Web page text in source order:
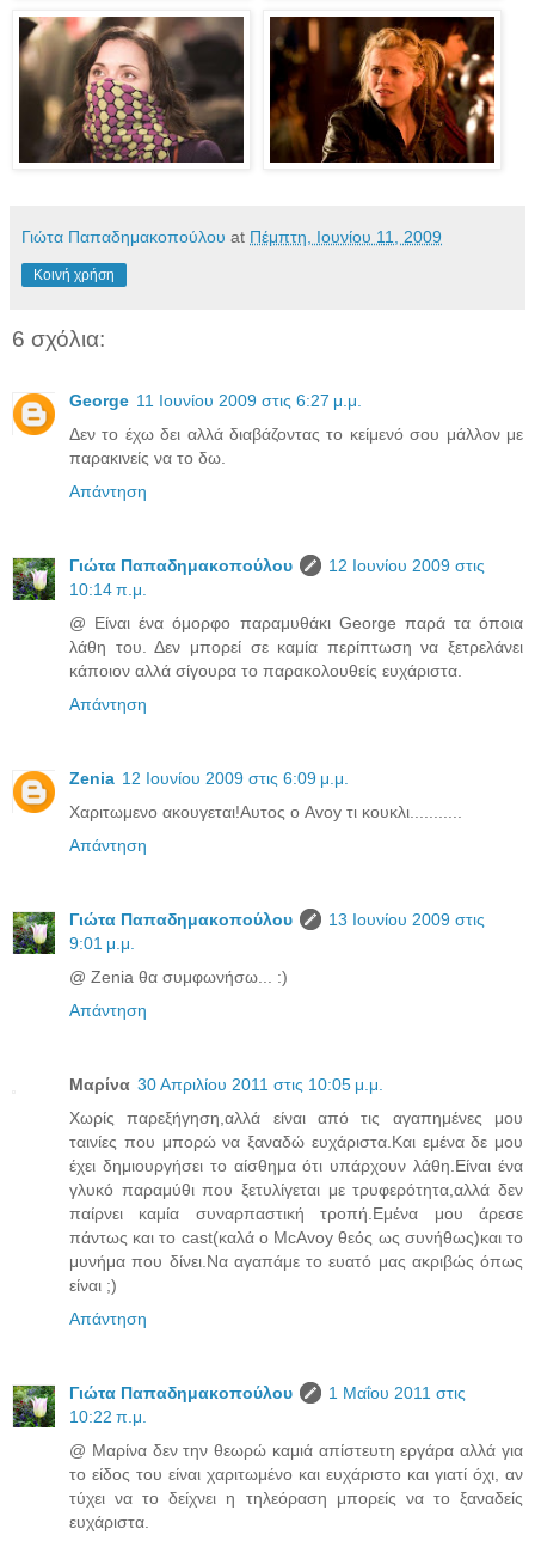
Γιώτα Παπαδημακοπούλου at Πέμπτη, Ιουνίου 11, 2009
Κοινή χρήση
6 σχόλια:
George 11 Ιουνίου 2009 στις 6:27 μ.μ.
Δεν το έχω δει αλλά διαβάζοντας το κείμενό σου μάλλον με
παρακινείς να το δω.
Απάντηση
Γιώτα Παπαδημακοπούλου
12 Ιουνίου 2009 στις
10:14 π.μ.
@ Είναι ένα όμορφο παραμυθάκι George παρά τα όποια
λάθη του. Δεν μπορεί σε καμία περίπτωση να ξετρελάνει
κάποιον αλλά σίγουρα το παρακολουθείς ευχάριστα.
Απάντηση
Zenia 12 Ιουνίου 2009 στις 6:09 μ.μ.
Χαριτωμενο ακουγεται!Αυτος ο Avoy τι κουκλι...........
Απάντηση
Γιώτα Παπαδημακοπούλου
13 Ιουνίου 2009 στις
9:01 μ.μ.
@ Zenia θα συμφωνήσω... :)
Απάντηση
Μαρίνα 30 Απριλίου 2011 στις 10:05 μ.μ.
Χωρίς παρεξήγηση,αλλά είναι από τις αγαπημένες μου
ταινίες που μπορώ να ξαναδώ ευχάριστα.Και εμένα δε μου
έχει δημιουργήσει το αίσθημα ότι υπάρχουν λάθη.Είναι ένα
γλυκό παραμύθι που ξετυλίγεται με τρυφερότητα,αλλά δεν
παίρνει καμία συναρπαστική τροπή.Εμένα μου άρεσε
πάντως και το cast(καλά ο McAvoy θεός ως συνήθως)και το
μυνήμα που δίνει.Να αγαπάμε το ευατό μας ακριβώς όπως
είναι ;)
Απάντηση
Γιώτα Παπαδημακοπούλου
1 Μαΐου 2011 στις
10:22 π.μ.
@ Μαρίνα δεν την θεωρώ καμιά απίστευτη εργάρα αλλά για
το είδος του είναι χαριτωμένο και ευχάριστο και γιατί όχι, αν
τύχει να το δείχνει η τηλεόραση μπορείς να το ξαναδείς
ευχάριστα.